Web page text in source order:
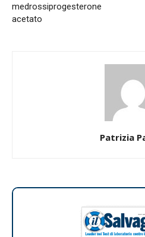
medrossiprogesterone
acetato
Patrizia